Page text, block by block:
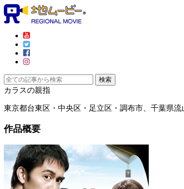
カラスの親指
東京都台東区・中央区・足立区・調布市、千葉県
作品概要